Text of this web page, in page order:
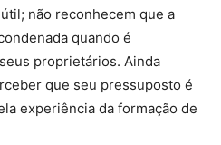
não reconhecem que a
quando é
proprietários. Ainda
que seu pressuposto é
experiência da formação de